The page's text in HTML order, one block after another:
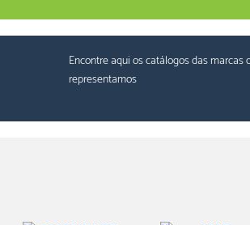
Encontre aqui os catálogos das marcas
representamos